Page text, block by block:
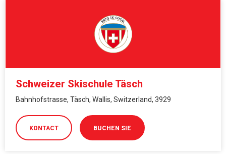
Schweizer Skischule Täsch
Bahnhofstrasse, Täsch, Wallis, Switzerland, 3929
KONTACT BUCHEN SIE